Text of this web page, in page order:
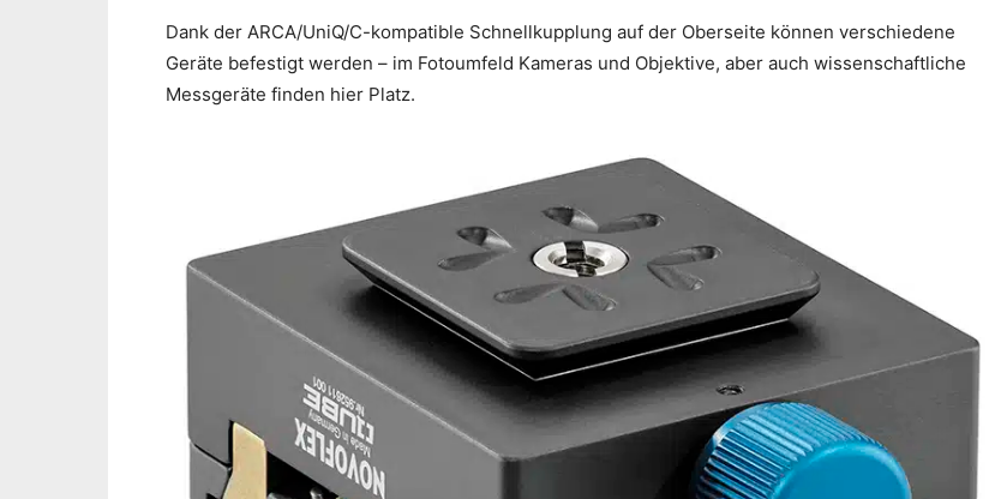
Dank der ARCA/UniQ/C-kompatible Schnellkupplung auf der Oberseite können verschiedene
Geräte befestigt werden – im Fotoumfeld Kameras und Objektive, aber auch wissenschaftliche
Messgeräte finden hier Platz.